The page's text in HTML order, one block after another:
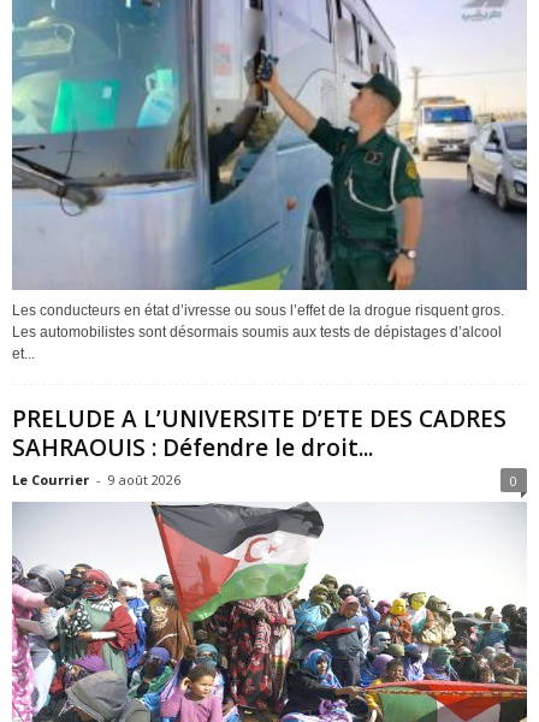
Les conducteurs en état d’ivresse ou sous l’effet de la drogue risquent gros.
Les automobilistes sont désormais soumis aux tests de dépistages d’alcool
et...
PRELUDE A L’UNIVERSITE D’ETE DES CADRES
SAHRAOUIS : Défendre le droit...
Le Courrier - 9 août 2026 0